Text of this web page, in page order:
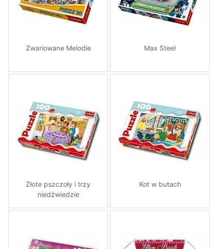
Zwariowane Melodie Max Steel
Złote pszczoły i trzy
niedźwiedzie
Kot w butach